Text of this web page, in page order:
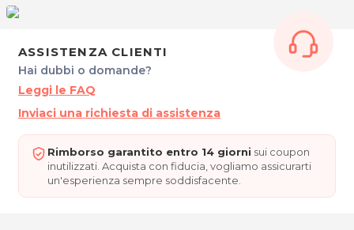
ASSISTENZA CLIENTI
Hai dubbi o domande?
Leggi le FAQ
Inviaci una richiesta di assistenza
Rimborso garantito entro 14 giorni sui coupon
inutilizzati. Acquista con fiducia, vogliamo assicurarti
un'esperienza sempre soddisfacente.